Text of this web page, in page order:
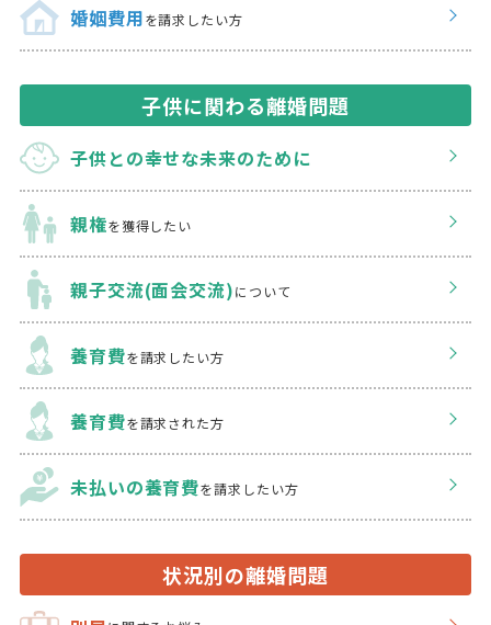
婚姻費用を請求したい方
子供に関わる離婚問題
子供との幸せな未来のために
親権を獲得したい
親子交流(面会交流)について
養育費を請求したい方
養育費を請求された方
未払いの養育費を請求したい方
状況別の離婚問題